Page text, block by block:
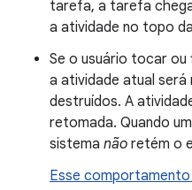
tarefa, a tarefa
a atividade no topo
Se o usuário tocar
a atividade atual será
destruídos. A
retomada. Quando
sistema não retém o
Esse